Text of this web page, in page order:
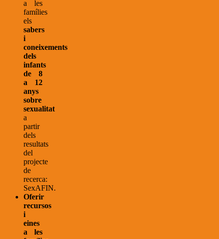
a les
famílies
els
sabers
i
coneixements
dels
infants
de 8
a 12
anys
sobre
sexualitat
a
partir
dels
resultats
del
projecte
de
recerca:
SexAFIN.
Oferir
recursos
i
eines
a les